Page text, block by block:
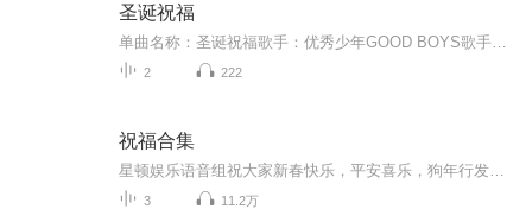
圣诞祝福
2 222
祝福合集
3 11.2万